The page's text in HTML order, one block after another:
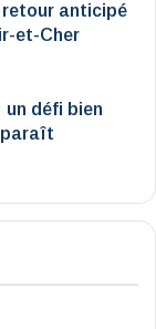
anticipé
et-Cher
un défi bien
paraît